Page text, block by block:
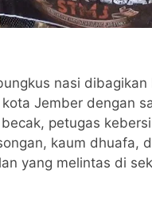
nasi dibagikan
Jember dengan
petugas
kaum dhuafa,
yang melintas di